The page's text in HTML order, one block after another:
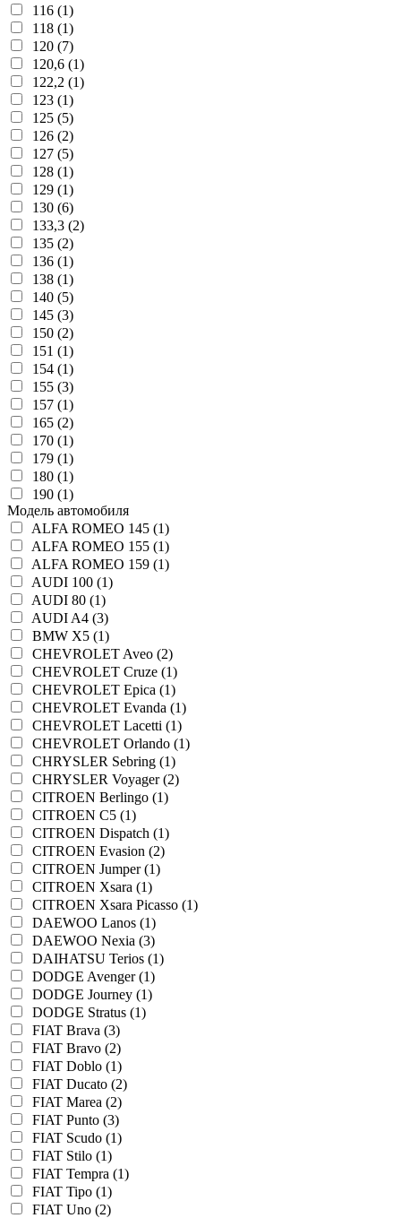
116 (1)
118 (1)
120 (7)
120,6 (1)
122,2 (1)
123 (1)
125 (5)
126 (2)
127 (5)
128 (1)
129 (1)
130 (6)
133,3 (2)
135 (2)
136 (1)
138 (1)
140 (5)
145 (3)
150 (2)
151 (1)
154 (1)
155 (3)
157 (1)
165 (2)
170 (1)
179 (1)
180 (1)
190 (1)
Модель автомобиля
ALFA ROMEO 145 (1)
ALFA ROMEO 155 (1)
ALFA ROMEO 159 (1)
AUDI 100 (1)
AUDI 80 (1)
AUDI A4 (3)
BMW X5 (1)
CHEVROLET Aveo (2)
CHEVROLET Cruze (1)
CHEVROLET Epica (1)
CHEVROLET Evanda (1)
CHEVROLET Lacetti (1)
CHEVROLET Orlando (1)
CHRYSLER Sebring (1)
CHRYSLER Voyager (2)
CITROEN Berlingo (1)
CITROEN C5 (1)
CITROEN Dispatch (1)
CITROEN Evasion (2)
CITROEN Jumper (1)
CITROEN Xsara (1)
CITROEN Xsara Picasso (1)
DAEWOO Lanos (1)
DAEWOO Nexia (3)
DAIHATSU Terios (1)
DODGE Avenger (1)
DODGE Journey (1)
DODGE Stratus (1)
FIAT Brava (3)
FIAT Bravo (2)
FIAT Doblo (1)
FIAT Ducato (2)
FIAT Marea (2)
FIAT Punto (3)
FIAT Scudo (1)
FIAT Stilo (1)
FIAT Tempra (1)
FIAT Tipo (1)
FIAT Uno (2)